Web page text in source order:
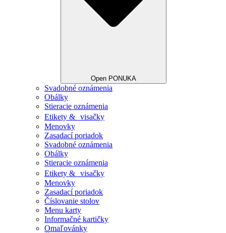
Open PONUKA
Svadobné oznámenia
Obálky
Stieracie oznámenia
Etikety & visačky
Menovky
Zasadací poriadok
Svadobné oznámenia
Obálky
Stieracie oznámenia
Etikety & visačky
Menovky
Zasadací poriadok
Číslovanie stolov
Menu karty
Informačné kartičky
Omaľovánky